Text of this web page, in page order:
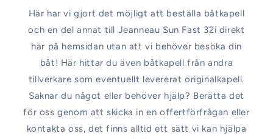
Här har vi gjort det möjligt att beställa båtkapell
och en del annat till Jeanneau Sun Fast 32i direkt
här på hemsidan utan att vi behöver besöka din
båt! Här hittar du även båtkapell från andra
tillverkare som eventuellt levererat originalkapell.
Saknar du något eller behöver hjälp? Berätta det
för oss genom att skicka in en offertförfrågan eller
kontakta oss, det finns alltid ett sätt vi kan hjälpa